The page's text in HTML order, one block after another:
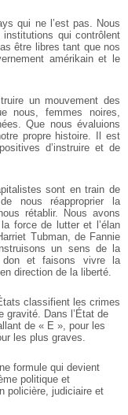
qui ne l’est pas. Nous
qui contrôlent
être libres tant que nos
amérikain et le
un mouvement des
nous, femmes noires,
Que nous évaluions
propre histoire. Il est
d’instruire et de
sont en train de
nous réapproprier la
rétablir. Nous avons
force de lutter et l’élan
Tubman, de Fannie
un sens de la
don et faisons vivre la
direction de la liberté.
classifient les crimes
gravité. Dans l’État de
de « E », pour les
les plus graves.
formule qui devient
politique et
policière, judiciaire et